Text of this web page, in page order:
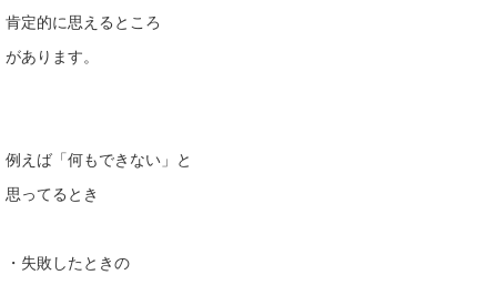
肯定的に思えるところ
があります。
例えば「何もできない」と
思ってるとき
・失敗したときの